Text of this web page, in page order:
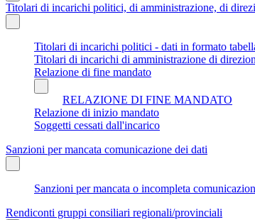
Titolari di incarichi politici, di amministrazione, di
Titolari di incarichi politici - dati in formato
Titolari di incarichi di amministrazione di
Relazione di fine mandato
RELAZIONE DI FINE MANDATO
Relazione di inizio mandato
Soggetti cessati dall'incarico
Sanzioni per mancata comunicazione dei dati
Sanzioni per mancata o incompleta
Rendiconti gruppi consiliari regionali/provinciali